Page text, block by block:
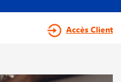
Accès Client